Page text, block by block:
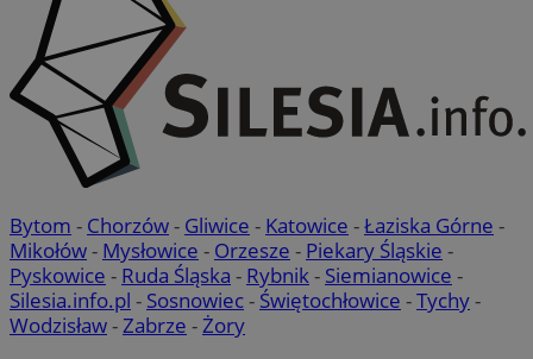
Bytom - Chorzów- Gliwice - Katowice -Łaziska Górne -
Mikołów- Mysłowice - Orzesze - Piekary Śląskie -
Pyskowice - Ruda Śląska - Rybnik- Siemianowice -
Silesia.info.pl - Sosnowiec- Świętochłowice -Tychy-
Wodzisław-Zabrze -Żory